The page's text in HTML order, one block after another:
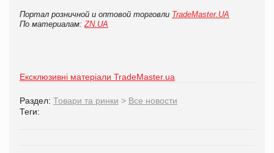
Портал розничной и оптовой торговли TradeMaster.UA
По материалам: ZN.UA
Ексклюзивні матеріали TradeMaster.ua
Раздел: Товари та ринки > Все новости
Теги: